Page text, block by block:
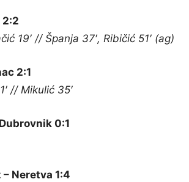
2:2
19′ // Španja 37′, Ribičić 51′ (ag)
2:1
// Mikulić 35′
0:1
Neretva 1:4